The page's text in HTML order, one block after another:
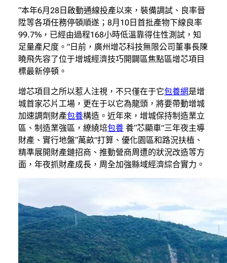
“本年6月28日啟動通線投產以來，裝備調試、良率晉
陞等各項任務停頓順遂；8月10日首批產物下線良率
99.7%，已經由過程168小時低溫靠得住性測試，知
足量產尺度。”日前，廣州增芯科技無限公司董事長陳
曉飛先容了位于增城經濟技巧開闢區焦點區增芯項目
標最新停頓。
增芯項目之所以惹人注視，不只僅在于它包養網是增
城首家芯片工場，更在于以它為龍頭，將要帶動增城
加速調劑財產包養構造。近年來，增城保持制造業立
區、制造業強區，繚繞培包養 養“芯顯車”三年夜主導
財產、實行地盤“萬畝”打算、優化園區和路況扶植、
精準展開財產鏈招商、推動營商周遭的狀況改造等方
面，年夜抓財產成長，周全加強縣域經濟綜合實力。